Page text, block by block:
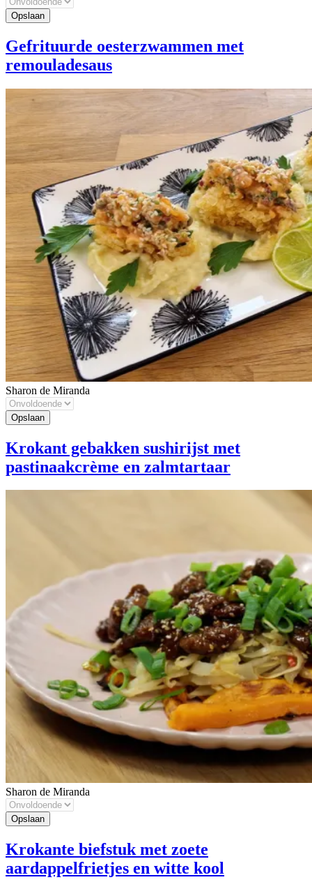
Gefrituurde oesterzwammen met
remouladesaus
Sharon de Miranda
Krokant gebakken sushirijst met
pastinaakcrème en zalmtartaar
Sharon de Miranda
Krokante biefstuk met zoete
aardappelfrietjes en witte kool